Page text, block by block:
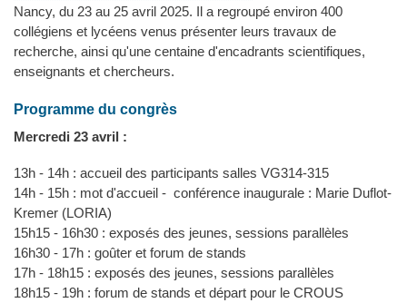
Nancy, du 23 au 25 avril 2025. Il a regroupé environ 400
collégiens et lycéens venus présenter leurs travaux de
recherche, ainsi qu'une centaine d'encadrants scientifiques,
enseignants et chercheurs.
Programme du congrès
Mercredi 23 avril :
13h - 14h : accueil des participants salles VG314-315
14h - 15h : mot d'accueil - conférence inaugurale : Marie Duflot-
Kremer (LORIA)
15h15 - 16h30 : exposés des jeunes, sessions parallèles
16h30 - 17h : goûter et forum de stands
17h - 18h15 : exposés des jeunes, sessions parallèles
18h15 - 19h : forum de stands et départ pour le CROUS